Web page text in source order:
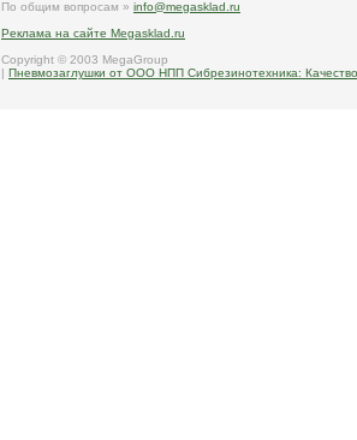
По общим вопросам » info@megasklad.ru
Реклама на сайте Megasklad.ru
Copyright © 2003 MegaGroup
| Пневмозаглушки от ООО НПП Сибрезинотехника: